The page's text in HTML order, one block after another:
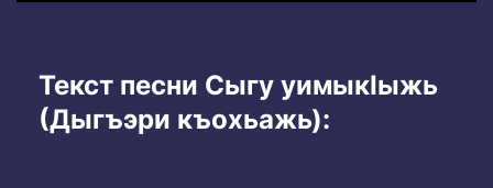
Текст песни Сыгу уимыкIыжь
(Дыгъэри къохьажь):